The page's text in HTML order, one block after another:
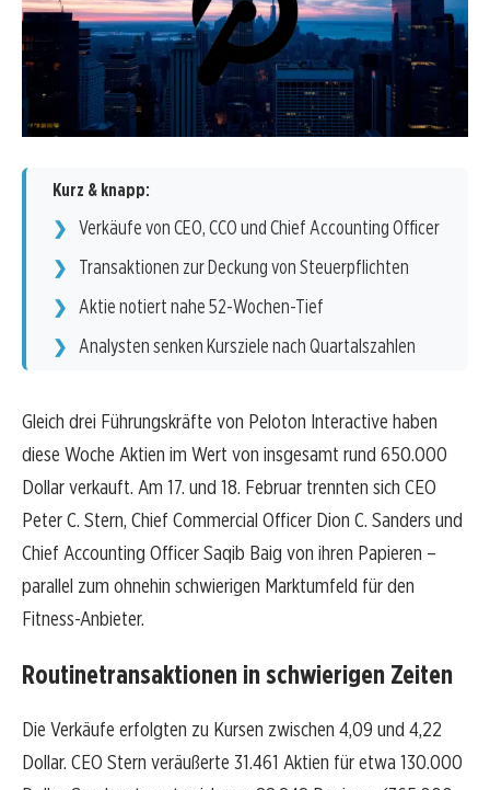
Kurz & knapp:
Verkäufe von CEO, CCO und Chief Accounting Officer
Transaktionen zur Deckung von Steuerpflichten
Aktie notiert nahe 52-Wochen-Tief
Analysten senken Kursziele nach Quartalszahlen
Gleich drei Führungskräfte von Peloton Interactive haben
diese Woche Aktien im Wert von insgesamt rund 650.000
Dollar verkauft. Am 17. und 18. Februar trennten sich CEO
Peter C. Stern, Chief Commercial Officer Dion C. Sanders und
Chief Accounting Officer Saqib Baig von ihren Papieren –
parallel zum ohnehin schwierigen Marktumfeld für den
Fitness-Anbieter.
Routinetransaktionen in schwierigen Zeiten
Die Verkäufe erfolgten zu Kursen zwischen 4,09 und 4,22
Dollar. CEO Stern veräußerte 31.461 Aktien für etwa 130.000